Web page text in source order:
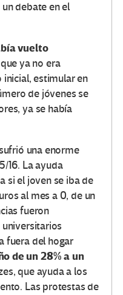
un debate en el
vuelto
ya no era
estimular en
de jóvenes se
ya se había
una enorme
16. La ayuda
si el joven se iba de
al mes a 0, de un
fueron
fuera del hogar
de un 28% a un
que ayuda a los
Las protestas de